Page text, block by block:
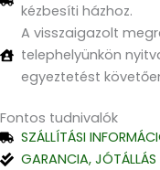
kézbesíti házhoz.
A visszaigazolt
telephelyünkön
egyeztetést
Fontos tudnivalók
SZÁLLÍTÁSI
GARANCIA, JÓTÁLLÁS